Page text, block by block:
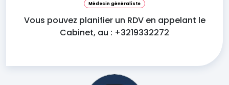
Médecin généraliste
Vous pouvez planifier un RDV en appelant le
Cabinet, au : +3219332272